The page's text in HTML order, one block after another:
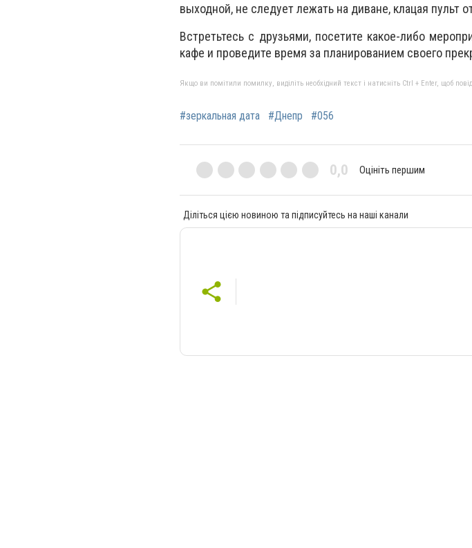
выходной, не следует лежать на диване, клацая пульт
Встретьтесь с друзьями, посетите какое-либо
кафе и проведите время за планированием своего
Якщо ви помітили помилку, виділіть необхідний текст і натисніть Ctrl + Enter, щоб
#зеркальная дата #Днепр #056
0,0 Оцініть першим
Діліться цією новиною та підписуйтесь на наші канали